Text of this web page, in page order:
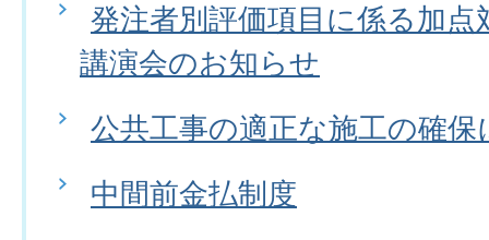
発注者別評価項目に係る加
講演会のお知らせ
公共工事の適正な施工の確保
中間前金払制度